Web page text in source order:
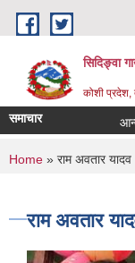
Skip to main content
सिदिङ्वा
कोशी प्रदेश,
समाचार
You are
Home » राम अवतार यादव
राम अवतार